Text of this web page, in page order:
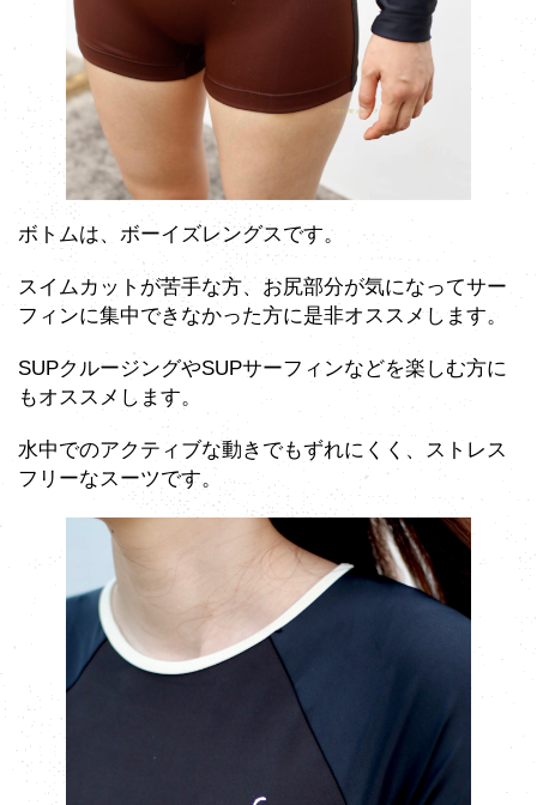
ボトムは、ボーイズレングスです。
スイムカットが苦手な方、お尻部分が気になってサー
フィンに集中できなかった方に是非オススメします。
SUPクルージングやSUPサーフィンなどを楽しむ方に
もオススメします。
水中でのアクティブな動きでもずれにくく、ストレス
フリーなスーツです。